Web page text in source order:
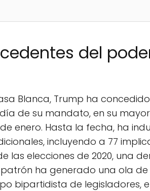
del
Blanca, Trump ha
día de su mandato, en su
enero. Hasta la fecha, ha
incluyendo a 77
las elecciones de 2020, una
ha generado una ola
bipartidista de legisladores,